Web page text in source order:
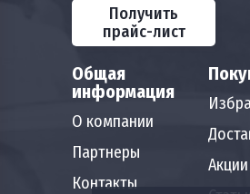
Общая
информация
О компании
Партнеры
Контакты
Акции
Получить
прайс-лист